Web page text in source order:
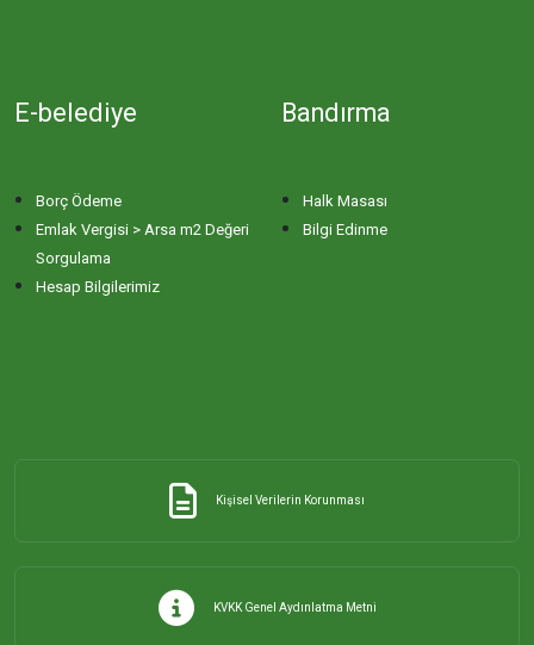
E-belediye
Borç Ödeme
Emlak Vergisi > Arsa m2 Değeri
Sorgulama
Hesap Bilgilerimiz
Bandırma
Halk Masası
Bilgi Edinme
Kişisel Verilerin Korunması
KVKK Genel Aydınlatma Metni